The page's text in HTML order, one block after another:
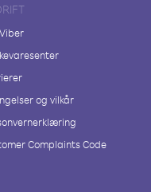
og vilkår
Complaints Code